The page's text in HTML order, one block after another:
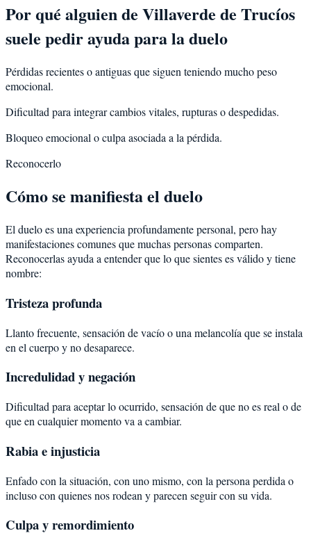
Por qué alguien de Villaverde de Trucíos
suele pedir ayuda para laduelo
Pérdidas recientes o antiguas que siguen teniendo mucho peso
emocional.
Dificultad para integrar cambios vitales, rupturas o despedidas.
Bloqueo emocional o culpa asociada a la pérdida.
Reconocerlo
Cómo se manifiesta el duelo
El duelo es una experiencia profundamente personal, pero hay
manifestaciones comunes que muchas personas comparten.
Reconocerlas ayuda a entender que lo que sientes es válido y tiene
nombre:
Tristeza profunda
Llanto frecuente, sensación de vacío o una melancolía que se instala
en el cuerpo y no desaparece.
Incredulidad y negación
Dificultad para aceptar lo ocurrido, sensación de que no es real o de
que en cualquier momento va a cambiar.
Rabia e injusticia
Enfado con la situación, con uno mismo, con la persona perdida o
incluso con quienes nos rodean y parecen seguir con su vida.
Culpa y remordimiento